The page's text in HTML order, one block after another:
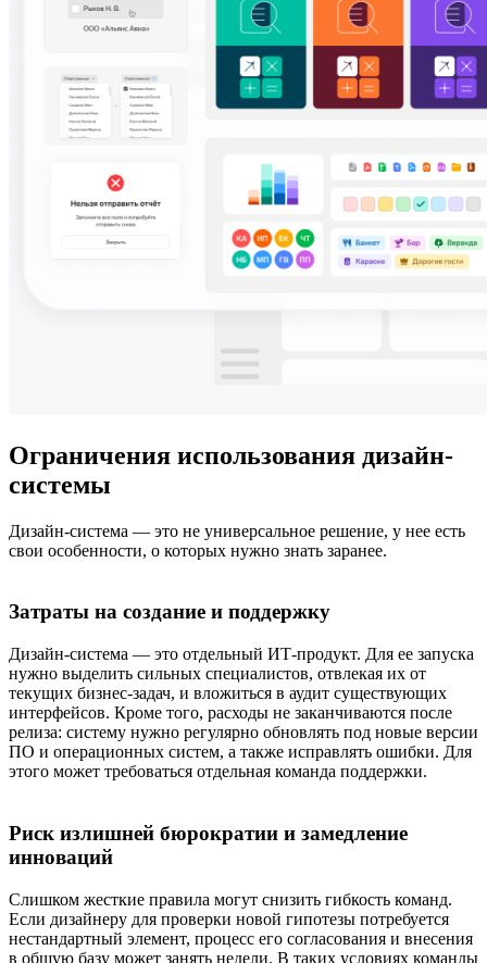
Ограничения использования дизайн-
системы
Дизайн-система — это не универсальное решение, у нее есть
свои особенности, о которых нужно знать заранее.
Затраты на создание и поддержку
Дизайн-система — это отдельный ИТ-продукт. Для ее запуска
нужно выделить сильных специалистов, отвлекая их от
текущих бизнес-задач, и вложиться в аудит существующих
интерфейсов. Кроме того, расходы не заканчиваются после
релиза: систему нужно регулярно обновлять под новые версии
ПО и операционных систем, а также исправлять ошибки. Для
этого может требоваться отдельная команда поддержки.
Риск излишней бюрократии и замедление
инноваций
Слишком жесткие правила могут снизить гибкость команд.
Если дизайнеру для проверки новой гипотезы потребуется
нестандартный элемент, процесс его согласования и внесения
в общую базу может занять недели. В таких условиях команды